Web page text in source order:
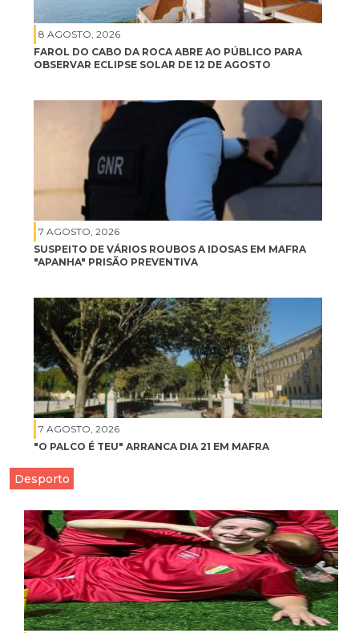
8 AGOSTO, 2026
FAROL DO CABO DA ROCA ABRE AO PÚBLICO PARA
OBSERVAR ECLIPSE SOLAR DE 12 DE AGOSTO
7 AGOSTO, 2026
SUSPEITO DE VÁRIOS ROUBOS A IDOSAS EM MAFRA
"APANHA" PRISÃO PREVENTIVA
7 AGOSTO, 2026
"O PALCO É TEU" ARRANCA DIA 21 EM MAFRA
Desporto